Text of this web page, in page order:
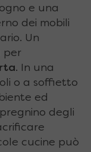
e una
dei mobili
Un
per
. In una
o a soffietto
ed
degli
cucine può